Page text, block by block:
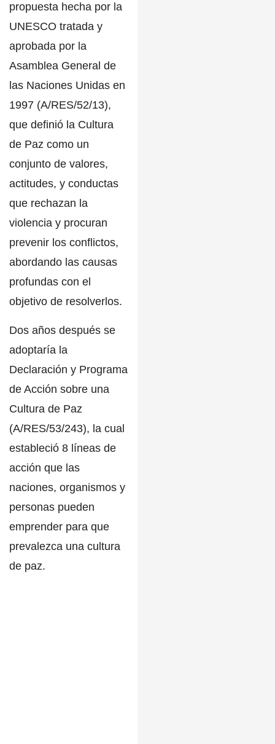
propuesta hecha por la
UNESCO tratada y
aprobada por la
Asamblea General de
las Naciones Unidas en
1997 (A/RES/52/13),
que definió la Cultura
de Paz como un
conjunto de valores,
actitudes, y conductas
que rechazan la
violencia y procuran
prevenir los conflictos,
abordando las causas
profundas con el
objetivo de resolverlos.
Dos años después se
adoptaría la
Declaración y Programa
de Acción sobre una
Cultura de Paz
(A/RES/53/243), la cual
estableció 8 líneas de
acción que las
naciones, organismos y
personas pueden
emprender para que
prevalezca una cultura
de paz.